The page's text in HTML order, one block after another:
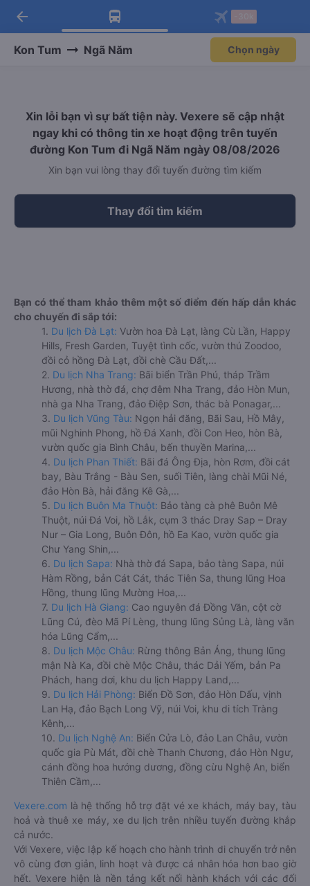
Tải app Vexere ngay!
Nhận ưu đãi thành viên độc
Mở app
Tải app Vexere
-30k/ghế khi đặt vé máy bay qua
Mở app
arrow_back
Kon Tum Ngã Năm Chọn ngày
Xin lỗi bạn vì sự bất tiện này. Vexere sẽ cập nhật
ngay khi có thông tin xe hoạt động trên tuyến
đường Kon Tum đi Ngã Năm ngày 08/08/2026
Xin bạn vui lòng thay đổi tuyến đường tìm kiếm
Thay đổi tìm kiếm
Bạn có thể tham khảo thêm một số điểm đến hấp dẫn khác
cho chuyến đi sắp tới:
1. Du lịch Đà Lạt: Vườn hoa Đà Lạt, làng Cù Lần, Happy
Hills, Fresh Garden, Tuyệt tình cốc, vườn thú Zoodoo,
đồi cỏ hồng Đà Lạt, đồi chè Cầu Đất,...
2. Du lịch Nha Trang: Bãi biển Trần Phú, tháp Trầm
Hương, nhà thờ đá, chợ đêm Nha Trang, đảo Hòn Mun,
nhà ga Nha Trang, đảo Điệp Sơn, thác bà Ponagar,...
3. Du lịch Vũng Tàu: Ngọn hải đăng, Bãi Sau, Hồ Mây,
mũi Nghinh Phong, hồ Đá Xanh, đồi Con Heo, hòn Bà,
vườn quốc gia Bình Châu, bến thuyền Marina,...
4. Du lịch Phan Thiết: Bãi đá Ông Địa, hòn Rơm, đồi cát
bay, Bàu Trắng - Bàu Sen, suối Tiên, làng chài Mũi Né,
đảo Hòn Bà, hải đăng Kê Gà,...
5. Du lịch Buôn Ma Thuột: Bảo tàng cà phê Buôn Mê
Thuột, núi Đá Voi, hồ Lắk, cụm 3 thác Dray Sap – Dray
Nur – Gia Long, Buôn Đôn, hồ Ea Kao, vườn quốc gia
Chư Yang Shin,...
6. Du lịch Sapa: Nhà thờ đá Sapa, bảo tàng Sapa, núi
Hàm Rồng, bản Cát Cát, thác Tiên Sa, thung lũng Hoa
Hồng, thung lũng Mường Hoa,...
7. Du lịch Hà Giang: Cao nguyên đá Đồng Văn, cột cờ
Lũng Cú, đèo Mã Pí Lèng, thung lũng Sủng Là, làng văn
hóa Lũng Cẩm,...
8. Du lịch Mộc Châu: Rừng thông Bản Áng, thung lũng
mận Nà Ka, đồi chè Mộc Châu, thác Dải Yếm, bản Pa
Phách, hang dơi, khu du lịch Happy Land,...
9. Du lịch Hải Phòng: Biển Đồ Sơn, đảo Hòn Dấu, vịnh
Lan Hạ, đảo Bạch Long Vỹ, núi Voi, khu di tích Tràng
Kênh,...
10. Du lịch Nghệ An: Biển Cửa Lò, đảo Lan Châu, vườn
quốc gia Pù Mát, đồi chè Thanh Chương, đảo Hòn Ngư,
cánh đồng hoa hướng dương, đồng cừu Nghệ An, biển
Thiên Cầm,...
Vexere.com là hệ thống hỗ trợ đặt vé xe khách, máy bay, tàu
hoả và thuê xe máy, xe du lịch trên nhiều tuyến đường khắp
cả nước.
Với Vexere, việc lập kế hoạch cho hành trình di chuyển trở nên
vô cùng đơn giản, linh hoạt và được cá nhân hóa hơn bao giờ
hết. Vexere hiện là nền tảng kết nối hành khách với các đối